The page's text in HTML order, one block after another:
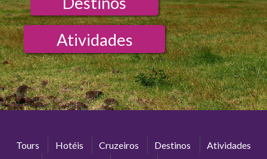
Atividades
Tours Hotéis Cruzeiros Destinos
Atividades